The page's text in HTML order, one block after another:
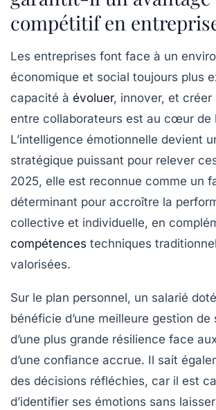
compétitif en
Les entreprises font face à un
économique et social toujours plus
capacité à évoluer, innover, et créer
entre collaborateurs est au cœur de
L’intelligence émotionnelle devient
stratégique puissant pour relever
2025, elle est reconnue comme un
déterminant pour accroître la
collective et individuelle, en
compétences techniques
valorisées.
Sur le plan personnel, un salarié
bénéficie d’une meilleure gestion de
d’une plus grande résilience face
d’une confiance accrue. Il sait
des décisions réfléchies, car il est
d’identifier ses émotions sans